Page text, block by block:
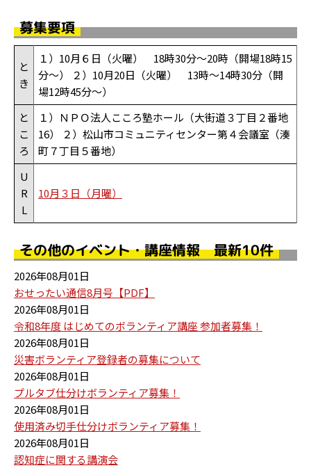
募集要項
と
き
１）10月６日（火曜） 18時30分～20時（開場18時15
分～） ２）10月20日（火曜） 13時～14時30分（開
場12時45分～）
と
こ
ろ
１）ＮＰＯ法人こころ塾ホール（大街道３丁目２番地
16） ２）松山市コミュニティセンター第４会議室（湊
町７丁目５番地）
U
R
L
10月３日（月曜）
その他のイベント・講座情報 最新10件
2026年08月01日
おせったい通信8月号【PDF】
2026年08月01日
令和8年度 はじめてのボランティア講座 参加者募集！
2026年08月01日
災害ボランティア登録者の募集について
2026年08月01日
プルタブ仕分けボランティア募集！
2026年08月01日
使用済み切手仕分けボランティア募集！
2026年08月01日
認知症に関する講演会